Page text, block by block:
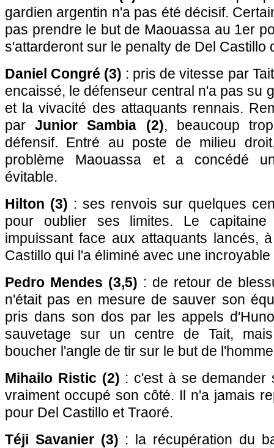
gardien argentin n'a pas été décisif.
pas prendre le but de Maouassa au 1er
s'attarderont sur le penalty de Del Castillo
Daniel Congré (3) : pris de vitesse par
encaissé, le défenseur central n'a pas su
et la vivacité des attaquants rennais.
parJunior Sambia (2), beaucoup
défensif. Entré au poste de milieu
problème Maouassa et a concédé
évitable.
Hilton (3) : ses renvois sur quelques
pour oublier ses limites. Le capitaine
impuissant face aux attaquants lancés,
Castillo qui l'a éliminé avec une
Pedro Mendes (3,5) : de retour de
n'était pas en mesure de sauver son
pris dans son dos par les appels
sauvetage sur un centre de Tait,
boucher l'angle de tir sur le but de
Mihailo Ristic (2) : c'est à se demander
vraiment occupé son côté. Il n'a jamais
pour Del Castillo et Traoré.
Téji Savanier (3) : la récupération du